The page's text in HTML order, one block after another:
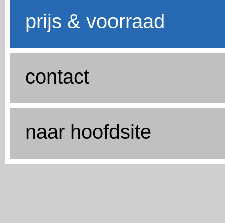
prijs & voorraad
contact
naar hoofdsite